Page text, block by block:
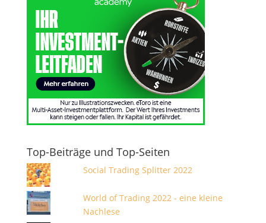
Top-Beiträge und Top-Seiten
Social Trading Splitter 2022
World of Trading 2022 - eine kleine
Nachlese